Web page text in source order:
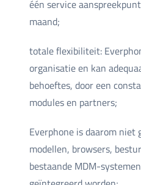
één service
maand;
totale flexibiliteit:
organisatie en kan
behoeftes, door een
modules en partners;
Everphone is daarom niet
modellen, browsers,
bestaande MDM-